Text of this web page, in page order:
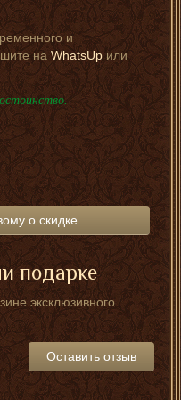
и
на WhatsUpили
о скидке
подарке
эксклюзивного
Оставить отзыв